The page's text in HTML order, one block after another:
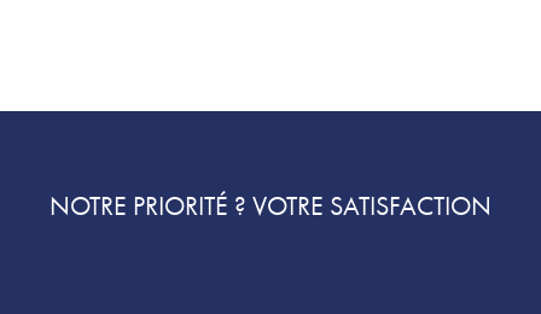
NOTRE PRIORITÉ ? VOTRE SATISFACTION